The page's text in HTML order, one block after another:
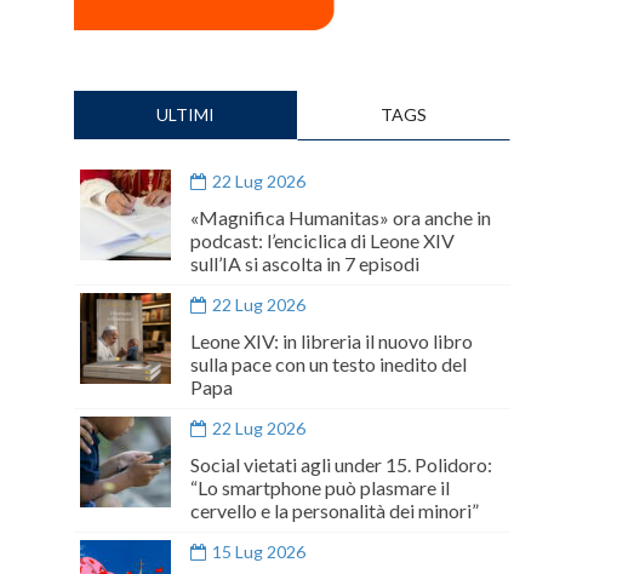
ULTIMI TAGS
22 Lug 2026
«Magnifica Humanitas» ora anche in
podcast: l’enciclica di Leone XIV
sull’IA si ascolta in 7 episodi
22 Lug 2026
Leone XIV: in libreria il nuovo libro
sulla pace con un testo inedito del
Papa
22 Lug 2026
Social vietati agli under 15. Polidoro:
“Lo smartphone può plasmare il
cervello e la personalità dei minori”
15 Lug 2026